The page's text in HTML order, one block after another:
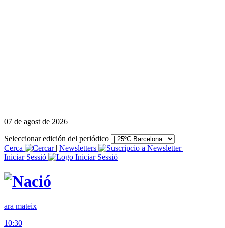
07 de agost de 2026
Seleccionar edición del periódico
Cerca
| Newsletters
|
Iniciar Sessió
ara mateix
10:30